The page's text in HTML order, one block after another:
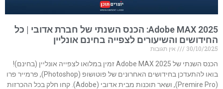
Adobe MAX 2025: הכנס השנתי של חברת אדובי | כל
החידושים והשיעורים לצפייה בחינם אונליין
30/10/2025
אין תגובות
הכנס השנתי של Adobe MAX 2025 זמין במלואו לצפייה אונליין (בחינם)!
בואו להתעדכן בחידושים האחרונים של פוטושופ (Photoshop), פרמייר פרו
(Premire Pro), ושאר תוכנות מבית אדובי (Adobe). קחו חלק בכל ההכרזות